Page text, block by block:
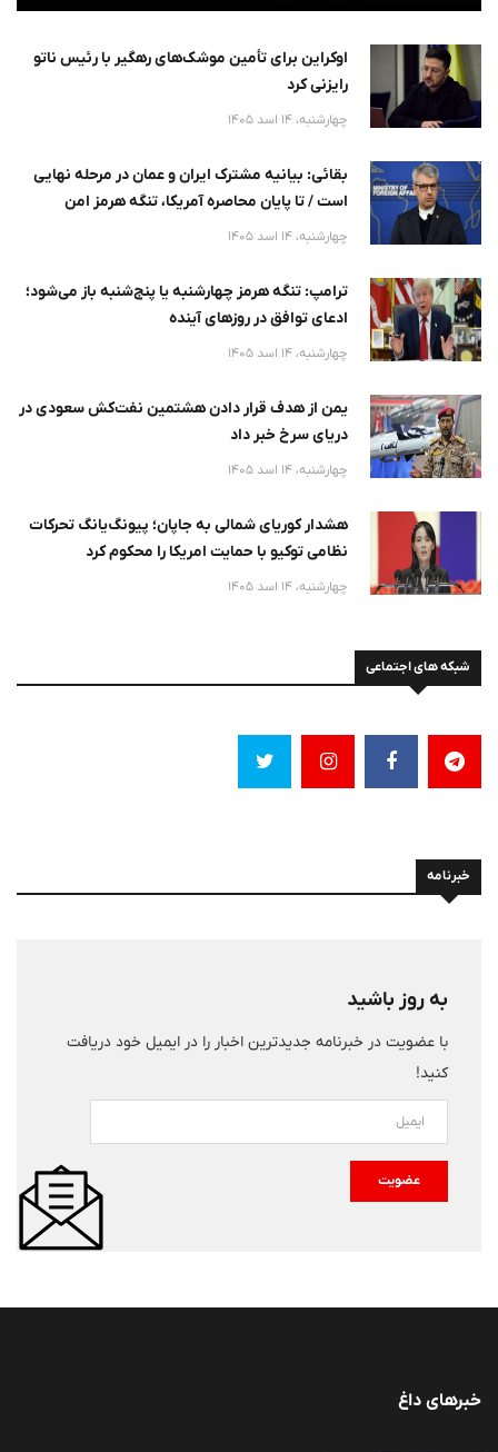
اوکراین برای تأمین موشک‌های رهگیر با رئیس ناتو
رایزنی کرد
چهارشنبه، 14 اسد 1405
بقائی: بیانیه مشترک ایران و عمان در مرحله نهایی
است / تا پایان محاصره آمریکا، تنگه هرمز امن
نخواهد
چهارشنبه، 14 اسد 1405
ترامپ: تنگه هرمز چهارشنبه یا پنج‌شنبه باز می‌شود؛
ادعای توافق در روزهای آینده
چهارشنبه، 14 اسد 1405
یمن از هدف قرار دادن هشتمین نفت‌کش سعودی در
دریای سرخ خبر داد
چهارشنبه، 14 اسد 1405
هشدار کوریای شمالی به جاپان؛ پیونگ‌یانگ تحرکات
نظامی توکیو با حمایت امریکا را محکوم کرد
چهارشنبه، 14 اسد 1405
شبکه های اجتماعی
خبرنامه
به روز باشید
با عضویت در خبرنامه جدیدترین اخبار را در ایمیل خود دریافت
کنید!
عضویت
خبرهای داغ